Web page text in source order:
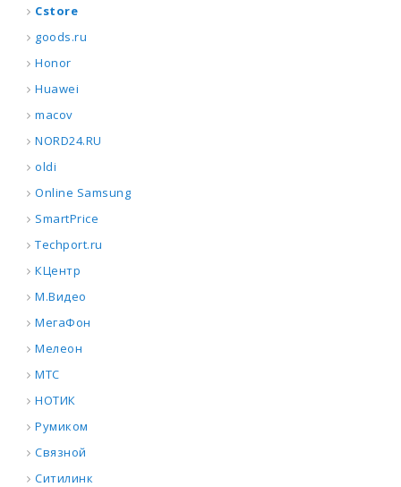
Cstore
goods.ru
Honor
Huawei
macov
NORD24.RU
oldi
Online Samsung
SmartPrice
Techport.ru
КЦентр
М.Видео
МегаФон
Мелеон
МТС
НОТИК
Румиком
Связной
Ситилинк